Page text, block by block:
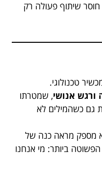
שיתוף פעולה רק
טכנולוגי.
ורגש אנושי, שמטרתו
גם כשהמילים לא
מספק מראה כנה של
ביותר: מי אנחנו